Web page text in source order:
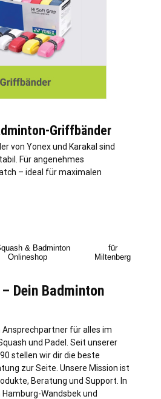
Griffbänder
von Yonex und Karakal sind
Für angenehmes
– ideal für maximalen
& Badminton
Onlineshop
für
Miltenberg
Dein Badminton
Ansprechpartner für alles im
und Padel. Seit unserer
stellen wir dir die beste
zur Seite. Unsere Mission ist
Beratung und Support. In
Hamburg-Wandsbek und